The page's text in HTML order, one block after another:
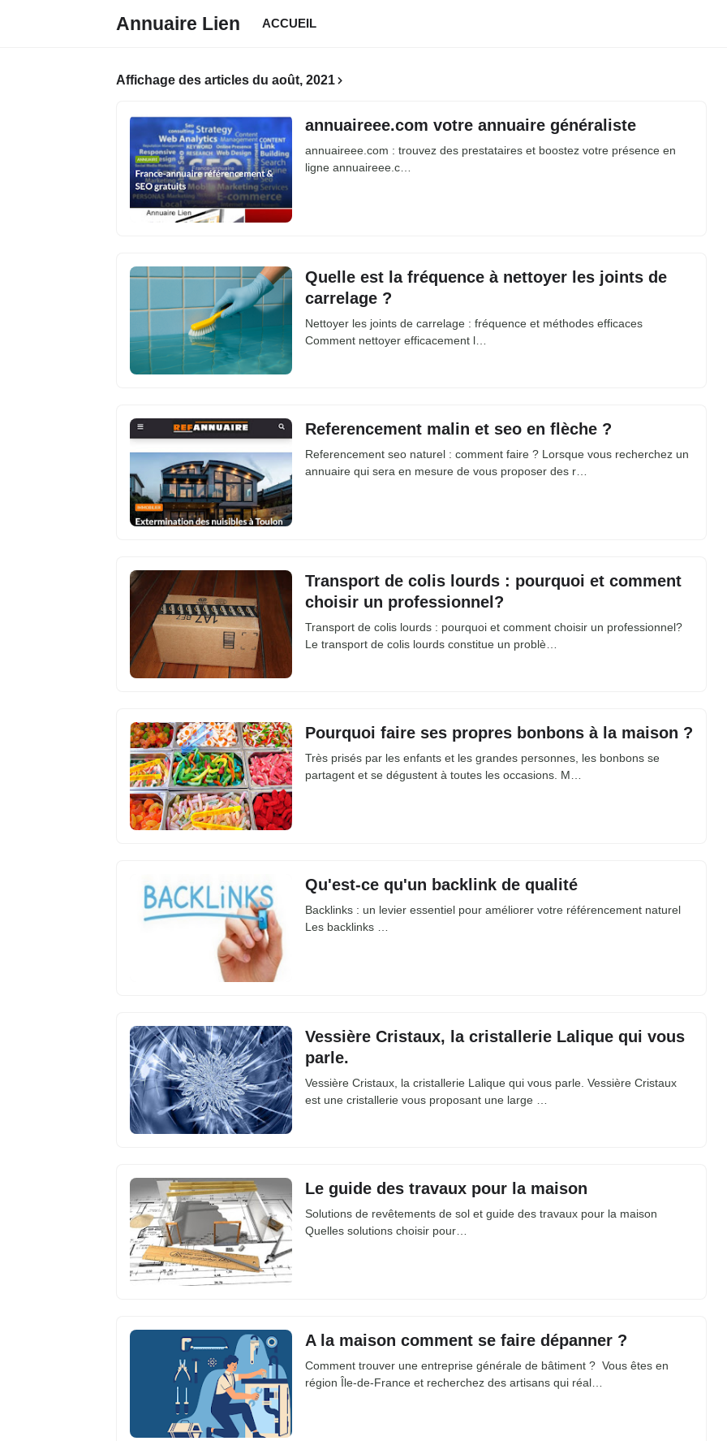
Annuaire Lien ACCUEIL
Affichage des articles du août, 2021
annuaireee.com votre annuaire généraliste
annuaireee.com : trouvez des prestataires et boostez votre présence en
ligne annuaireee.c…
Quelle est la fréquence à nettoyer les joints de
carrelage ?
Nettoyer les joints de carrelage : fréquence et méthodes efficaces
Comment nettoyer efficacement l…
Referencement malin et seo en flèche ?
Referencement seo naturel : comment faire ? Lorsque vous recherchez un
annuaire qui sera en mesure de vous proposer des r…
Transport de colis lourds : pourquoi et comment
choisir un professionnel?
Transport de colis lourds : pourquoi et comment choisir un professionnel?
Le transport de colis lourds constitue un problè…
Pourquoi faire ses propres bonbons à la maison ?
Très prisés par les enfants et les grandes personnes, les bonbons se
partagent et se dégustent à toutes les occasions. M…
Qu'est-ce qu'un backlink de qualité
Backlinks : un levier essentiel pour améliorer votre référencement naturel
Les backlinks …
Vessière Cristaux, la cristallerie Lalique qui vous
parle.
Vessière Cristaux, la cristallerie Lalique qui vous parle. Vessière Cristaux
est une cristallerie vous proposant une large …
Le guide des travaux pour la maison
Solutions de revêtements de sol et guide des travaux pour la maison
Quelles solutions choisir pour…
A la maison comment se faire dépanner ?
Comment trouver une entreprise générale de bâtiment ? Vous êtes en
région Île-de-France et recherchez des artisans qui réal…